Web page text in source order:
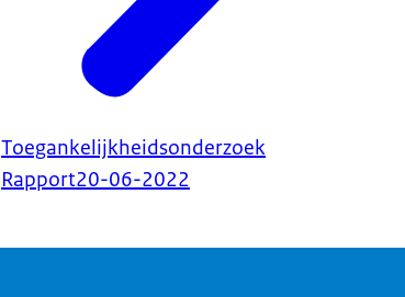
Toegankelijkheidsonderzoek
Rapport20-06-2022